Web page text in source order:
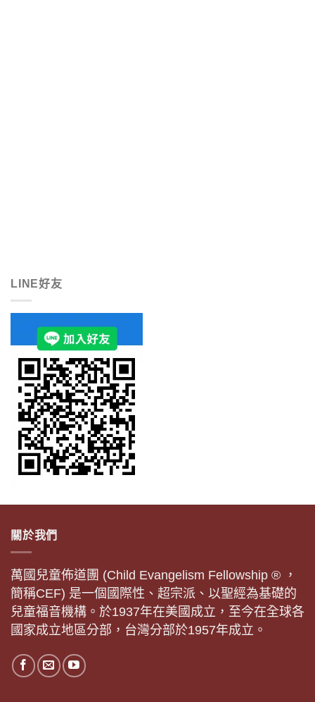
LINE好友
關於我們
萬國兒童佈道團 (Child Evangelism Fellowship ® ，
簡稱CEF) 是一個國際性、超宗派、以聖經為基礎的
兒童福音機構。於1937年在美國成立，至今在全球各
國家成立地區分部，台灣分部於1957年成立。